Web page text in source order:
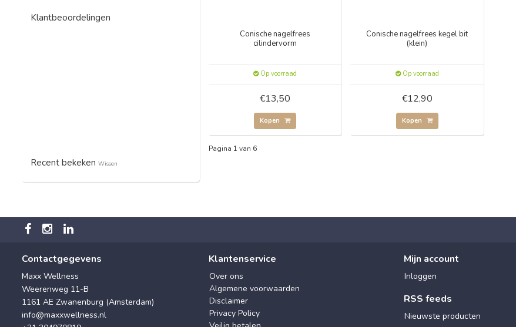
Klantbeoordelingen
Recent bekeken Wissen
Conische nagelfrees
cilindervorm
Op voorraad
€13,50
Kopen
Conische nagelfrees kegel bit
(klein)
Op voorraad
€12,90
Kopen
Pagina 1 van 6
Contactgegevens
Maxx Wellness
Weerenweg 11-B
1161 AE Zwanenburg (Amsterdam)
info@maxxwellness.nl
Klantenservice
Over ons
Algemene voorwaarden
Disclaimer
Privacy Policy
Mijn account
Inloggen
RSS feeds
Nieuwste producten